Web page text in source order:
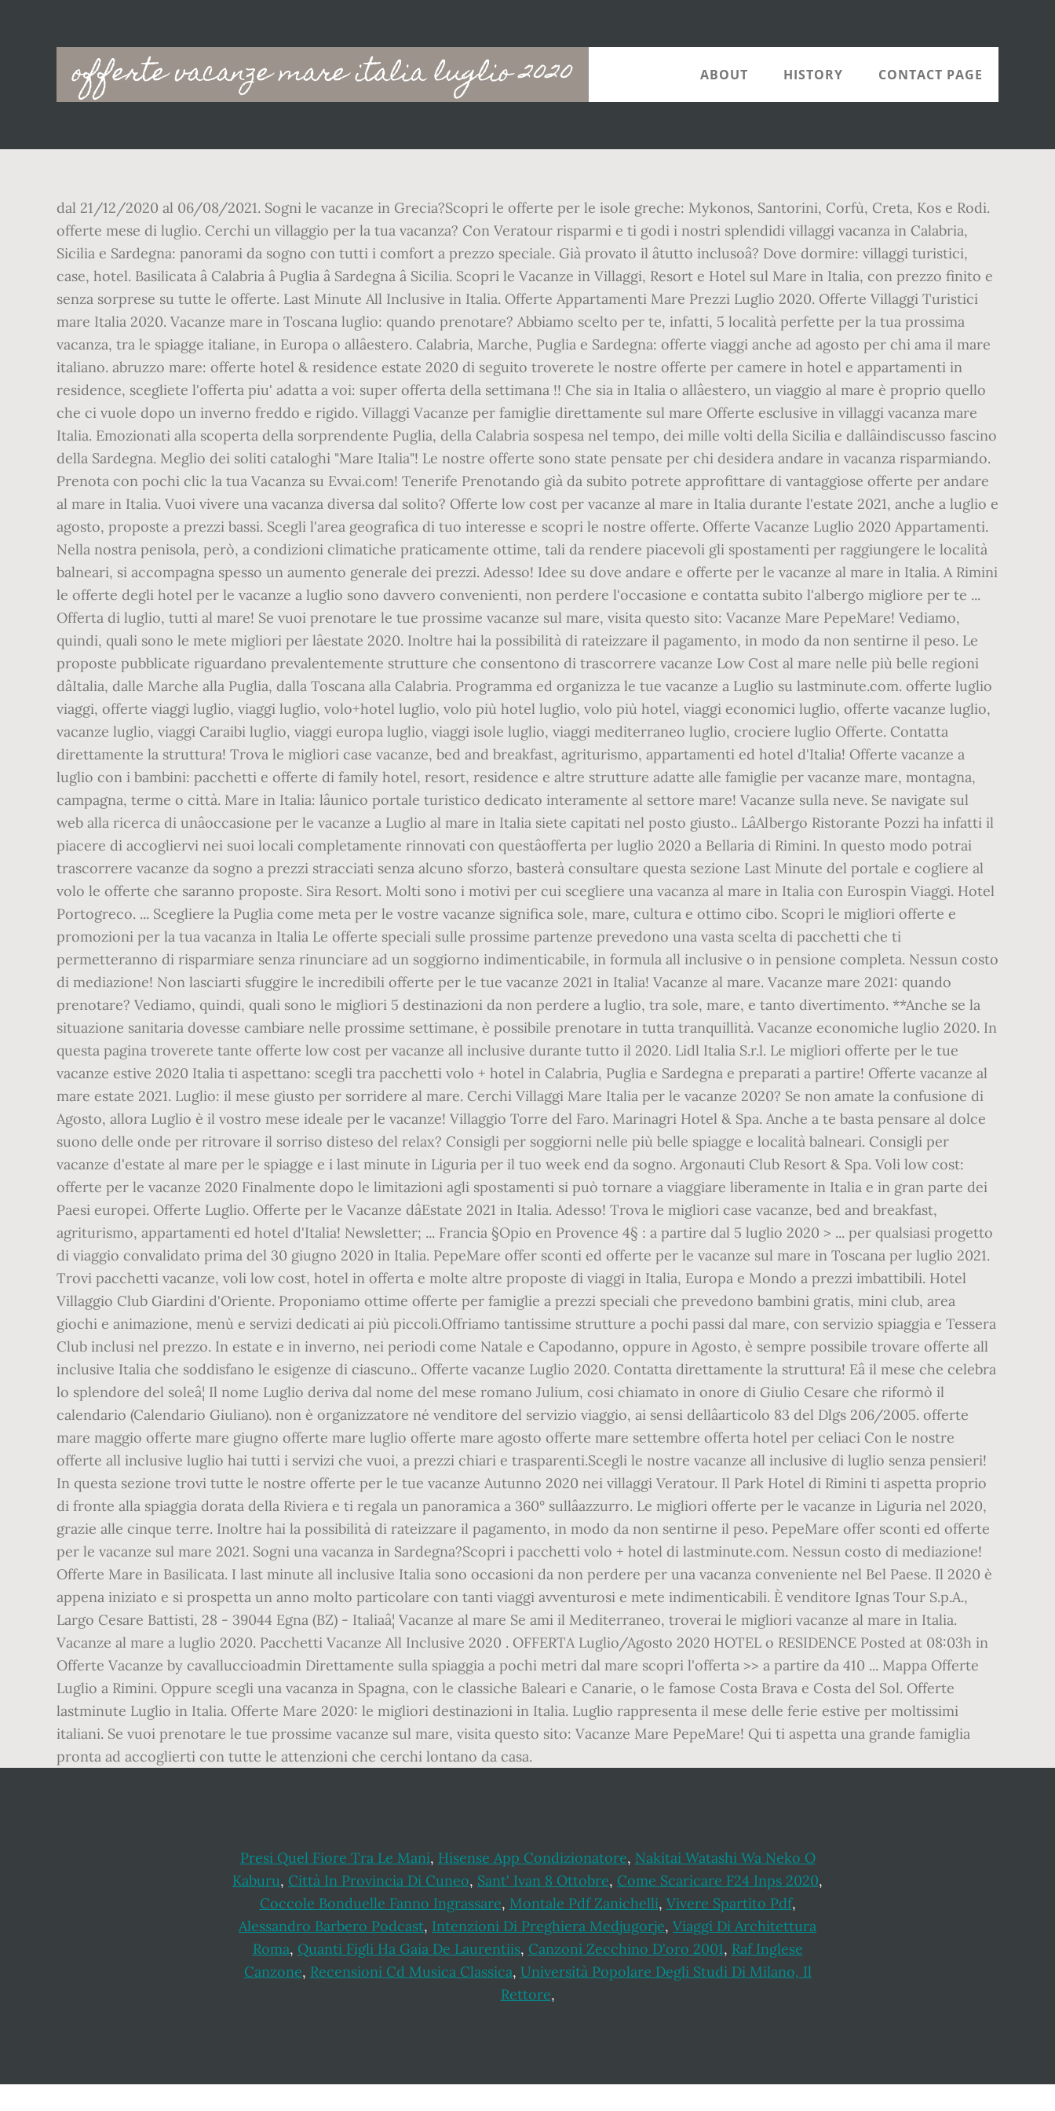
offerte vacanze mare italia luglio 2020
Main
navigation
ABOUT HISTORY CONTACT PAGE
dal 21/12/2020 al 06/08/2021. Sogni le vacanze in Grecia?Scopri le offerte per le isole greche: Mykonos, Santorini, Corfù, Creta, Kos e Rodi.
offerte mese di luglio. Cerchi un villaggio per la tua vacanza? Con Veratour risparmi e ti godi i nostri splendidi villaggi vacanza in Calabria,
Sicilia e Sardegna: panorami da sogno con tutti i comfort a prezzo speciale. Già provato il âtutto inclusoâ? Dove dormire: villaggi turistici,
case, hotel. Basilicata â Calabria â Puglia â Sardegna â Sicilia. Scopri le Vacanze in Villaggi, Resort e Hotel sul Mare in Italia, con prezzo finito e
senza sorprese su tutte le offerte. Last Minute All Inclusive in Italia. Offerte Appartamenti Mare Prezzi Luglio 2020. Offerte Villaggi Turistici
mare Italia 2020. Vacanze mare in Toscana luglio: quando prenotare? Abbiamo scelto per te, infatti, 5 località perfette per la tua prossima
vacanza, tra le spiagge italiane, in Europa o allâestero. Calabria, Marche, Puglia e Sardegna: offerte viaggi anche ad agosto per chi ama il mare
italiano. abruzzo mare: offerte hotel & residence estate 2020 di seguito troverete le nostre offerte per camere in hotel e appartamenti in
residence, scegliete l'offerta piu' adatta a voi: super offerta della settimana !! Che sia in Italia o allâestero, un viaggio al mare è proprio quello
che ci vuole dopo un inverno freddo e rigido. Villaggi Vacanze per famiglie direttamente sul mare Offerte esclusive in villaggi vacanza mare
Italia. Emozionati alla scoperta della sorprendente Puglia, della Calabria sospesa nel tempo, dei mille volti della Sicilia e dallâindiscusso fascino
della Sardegna. Meglio dei soliti cataloghi "Mare Italia"! Le nostre offerte sono state pensate per chi desidera andare in vacanza risparmiando.
Prenota con pochi clic la tua Vacanza su Evvai.com! Tenerife Prenotando già da subito potrete approfittare di vantaggiose offerte per andare
al mare in Italia. Vuoi vivere una vacanza diversa dal solito? Offerte low cost per vacanze al mare in Italia durante l'estate 2021, anche a luglio e
agosto, proposte a prezzi bassi. Scegli l'area geografica di tuo interesse e scopri le nostre offerte. Offerte Vacanze Luglio 2020 Appartamenti.
Nella nostra penisola, però, a condizioni climatiche praticamente ottime, tali da rendere piacevoli gli spostamenti per raggiungere le località
balneari, si accompagna spesso un aumento generale dei prezzi. Adesso! Idee su dove andare e offerte per le vacanze al mare in Italia. A Rimini
le offerte degli hotel per le vacanze a luglio sono davvero convenienti, non perdere l'occasione e contatta subito l'albergo migliore per te ...
Offerta di luglio, tutti al mare! Se vuoi prenotare le tue prossime vacanze sul mare, visita questo sito: Vacanze Mare PepeMare! Vediamo,
quindi, quali sono le mete migliori per lâestate 2020. Inoltre hai la possibilità di rateizzare il pagamento, in modo da non sentirne il peso. Le
proposte pubblicate riguardano prevalentemente strutture che consentono di trascorrere vacanze Low Cost al mare nelle più belle regioni
dâItalia, dalle Marche alla Puglia, dalla Toscana alla Calabria. Programma ed organizza le tue vacanze a Luglio su lastminute.com. offerte luglio
viaggi, offerte viaggi luglio, viaggi luglio, volo+hotel luglio, volo più hotel luglio, volo più hotel, viaggi economici luglio, offerte vacanze luglio,
vacanze luglio, viaggi Caraibi luglio, viaggi europa luglio, viaggi isole luglio, viaggi mediterraneo luglio, crociere luglio Offerte. Contatta
direttamente la struttura! Trova le migliori case vacanze, bed and breakfast, agriturismo, appartamenti ed hotel d'Italia! Offerte vacanze a
luglio con i bambini: pacchetti e offerte di family hotel, resort, residence e altre strutture adatte alle famiglie per vacanze mare, montagna,
campagna, terme o città. Mare in Italia: lâunico portale turistico dedicato interamente al settore mare! Vacanze sulla neve. Se navigate sul
web alla ricerca di unâoccasione per le vacanze a Luglio al mare in Italia siete capitati nel posto giusto.. LâAlbergo Ristorante Pozzi ha infatti il
piacere di accogliervi nei suoi locali completamente rinnovati con questâofferta per luglio 2020 a Bellaria di Rimini. In questo modo potrai
trascorrere vacanze da sogno a prezzi stracciati senza alcuno sforzo, basterà consultare questa sezione Last Minute del portale e cogliere al
volo le offerte che saranno proposte. Sira Resort. Molti sono i motivi per cui scegliere una vacanza al mare in Italia con Eurospin Viaggi. Hotel
Portogreco. ... Scegliere la Puglia come meta per le vostre vacanze significa sole, mare, cultura e ottimo cibo. Scopri le migliori offerte e
promozioni per la tua vacanza in Italia Le offerte speciali sulle prossime partenze prevedono una vasta scelta di pacchetti che ti
permetteranno di risparmiare senza rinunciare ad un soggiorno indimenticabile, in formula all inclusive o in pensione completa. Nessun costo
di mediazione! Non lasciarti sfuggire le incredibili offerte per le tue vacanze 2021 in Italia! Vacanze al mare. Vacanze mare 2021: quando
prenotare? Vediamo, quindi, quali sono le migliori 5 destinazioni da non perdere a luglio, tra sole, mare, e tanto divertimento. **Anche se la
situazione sanitaria dovesse cambiare nelle prossime settimane, è possibile prenotare in tutta tranquillità. Vacanze economiche luglio 2020. In
questa pagina troverete tante offerte low cost per vacanze all inclusive durante tutto il 2020. Lidl Italia S.r.l. Le migliori offerte per le tue
vacanze estive 2020 Italia ti aspettano: scegli tra pacchetti volo + hotel in Calabria, Puglia e Sardegna e preparati a partire! Offerte vacanze al
mare estate 2021. Luglio: il mese giusto per sorridere al mare. Cerchi Villaggi Mare Italia per le vacanze 2020? Se non amate la confusione di
Agosto, allora Luglio è il vostro mese ideale per le vacanze! Villaggio Torre del Faro. Marinagri Hotel & Spa. Anche a te basta pensare al dolce
suono delle onde per ritrovare il sorriso disteso del relax? Consigli per soggiorni nelle più belle spiagge e località balneari. Consigli per
vacanze d'estate al mare per le spiagge e i last minute in Liguria per il tuo week end da sogno. Argonauti Club Resort & Spa. Voli low cost:
offerte per le vacanze 2020 Finalmente dopo le limitazioni agli spostamenti si può tornare a viaggiare liberamente in Italia e in gran parte dei
Paesi europei. Offerte Luglio. Offerte per le Vacanze dâEstate 2021 in Italia. Adesso! Trova le migliori case vacanze, bed and breakfast,
agriturismo, appartamenti ed hotel d'Italia! Newsletter; ... Francia §Opio en Provence 4§ : a partire dal 5 luglio 2020 > ... per qualsiasi progetto
di viaggio convalidato prima del 30 giugno 2020 in Italia. PepeMare offer sconti ed offerte per le vacanze sul mare in Toscana per luglio 2021.
Trovi pacchetti vacanze, voli low cost, hotel in offerta e molte altre proposte di viaggi in Italia, Europa e Mondo a prezzi imbattibili. Hotel
Villaggio Club Giardini d'Oriente. Proponiamo ottime offerte per famiglie a prezzi speciali che prevedono bambini gratis, mini club, area
giochi e animazione, menù e servizi dedicati ai più piccoli.Offriamo tantissime strutture a pochi passi dal mare, con servizio spiaggia e Tessera
Club inclusi nel prezzo. In estate e in inverno, nei periodi come Natale e Capodanno, oppure in Agosto, è sempre possibile trovare offerte all
inclusive Italia che soddisfano le esigenze di ciascuno.. Offerte vacanze Luglio 2020. Contatta direttamente la struttura! Eâ il mese che celebra
lo splendore del soleâ¦ Il nome Luglio deriva dal nome del mese romano Julium, cosi chiamato in onore di Giulio Cesare che riformò il
calendario (Calendario Giuliano). non è organizzatore né venditore del servizio viaggio, ai sensi dellâarticolo 83 del Dlgs 206/2005. offerte
mare maggio offerte mare giugno offerte mare luglio offerte mare agosto offerte mare settembre offerta hotel per celiaci Con le nostre
offerte all inclusive luglio hai tutti i servizi che vuoi, a prezzi chiari e trasparenti.Scegli le nostre vacanze all inclusive di luglio senza pensieri!
In questa sezione trovi tutte le nostre offerte per le tue vacanze Autunno 2020 nei villaggi Veratour. Il Park Hotel di Rimini ti aspetta proprio
di fronte alla spiaggia dorata della Riviera e ti regala un panoramica a 360° sullâazzurro. Le migliori offerte per le vacanze in Liguria nel 2020,
grazie alle cinque terre. Inoltre hai la possibilità di rateizzare il pagamento, in modo da non sentirne il peso. PepeMare offer sconti ed offerte
per le vacanze sul mare 2021. Sogni una vacanza in Sardegna?Scopri i pacchetti volo + hotel di lastminute.com. Nessun costo di mediazione!
Offerte Mare in Basilicata. I last minute all inclusive Italia sono occasioni da non perdere per una vacanza conveniente nel Bel Paese. Il 2020 è
appena iniziato e si prospetta un anno molto particolare con tanti viaggi avventurosi e mete indimenticabili. È venditore Ignas Tour S.p.A.,
Largo Cesare Battisti, 28 - 39044 Egna (BZ) - Italiaâ¦ Vacanze al mare Se ami il Mediterraneo, troverai le migliori vacanze al mare in Italia.
Vacanze al mare a luglio 2020. Pacchetti Vacanze All Inclusive 2020 . OFFERTA Luglio/Agosto 2020 HOTEL o RESIDENCE Posted at 08:03h in
Offerte Vacanze by cavalluccioadmin Direttamente sulla spiaggia a pochi metri dal mare scopri l'offerta >> a partire da 410 ... Mappa Offerte
Luglio a Rimini. Oppure scegli una vacanza in Spagna, con le classiche Baleari e Canarie, o le famose Costa Brava e Costa del Sol. Offerte
lastminute Luglio in Italia. Offerte Mare 2020: le migliori destinazioni in Italia. Luglio rappresenta il mese delle ferie estive per moltissimi
italiani. Se vuoi prenotare le tue prossime vacanze sul mare, visita questo sito: Vacanze Mare PepeMare! Qui ti aspetta una grande famiglia
pronta ad accoglierti con tutte le attenzioni che cerchi lontano da casa.
Presi Quel Fiore Tra Le Mani, Hisense App Condizionatore, Nakitai Watashi Wa Neko O
Kaburu, Città In Provincia Di Cuneo, Sant' Ivan 8 Ottobre, Come Scaricare F24 Inps 2020,
Coccole Bonduelle Fanno Ingrassare, Montale Pdf Zanichelli, Vivere Spartito Pdf,
Alessandro Barbero Podcast, Intenzioni Di Preghiera Medjugorje, Viaggi Di Architettura
Roma, Quanti Figli Ha Gaia De Laurentiis, Canzoni Zecchino D'oro 2001, Raf Inglese
Canzone, Recensioni Cd Musica Classica, Università Popolare Degli Studi Di Milano, Il
Rettore,